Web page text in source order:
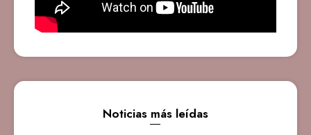
Noticias más leídas